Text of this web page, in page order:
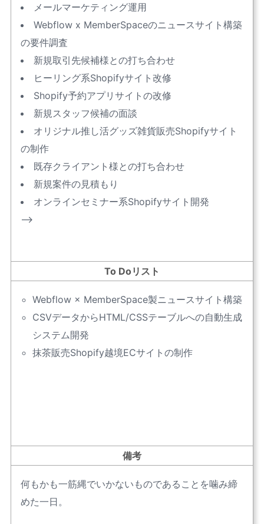
メールマーケティング運用
Webflow x MemberSpaceのニュースサイト構築
の要件調査
新規取引先候補様との打ち合わせ
ヒーリング系Shopifyサイト改修
Shopify予約アプリサイトの改修
新規スタッフ候補の面談
オリジナル推し活グッズ雑貨販売Shopifyサイト
の制作
既存クライアント様との打ち合わせ
新規案件の見積もり
オンラインセミナー系Shopifyサイト開発
–>
To Doリスト
Webflow × MemberSpace製ニュースサイト構築
CSVデータからHTML/CSSテーブルへの自動生成
システム開発
抹茶販売Shopify越境ECサイトの制作
備考
何もかも一筋縄でいかないものであることを噛み締
めた一日。